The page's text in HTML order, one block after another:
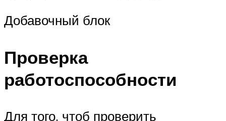
Добавочный блок
Проверка
работоспособности
Для того, чтоб проверить